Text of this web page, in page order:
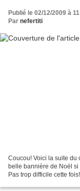
Publié le 02/12/2009 à
Par nefertiti
Coucou! Voici la suite du
belle bannière de Noël
Pas trop difficile cette